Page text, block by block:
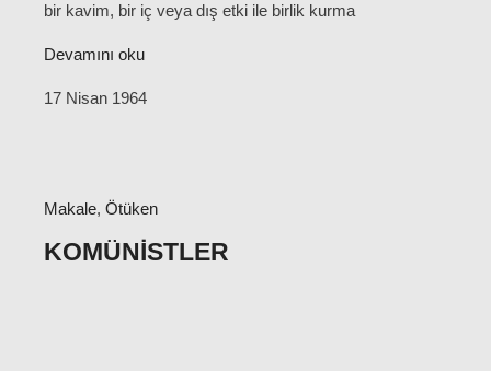
bir kavim, bir iç veya dış etki ile birlik kurma
Devamını oku
17 Nisan 1964
Makale, Ötüken
KOMÜNISTLER